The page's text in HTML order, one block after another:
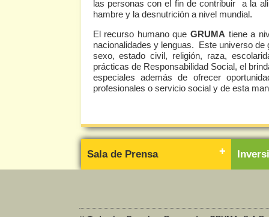
las personas con el fin de contribuir a la
hambre y la desnutrición a nivel mundial.
El recurso humano que GRUMA tiene a
nacionalidades y lenguas. Este universo
sexo, estado civil, religión, raza,
prácticas de Responsabilidad Social, el
especiales además de ofrecer
profesionales o servicio social y de esta
Sala de Prensa